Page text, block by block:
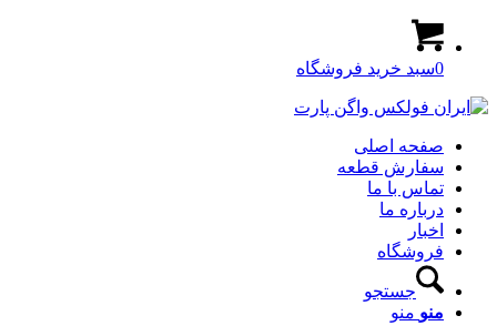
0سبد خرید فروشگاه
صفحه اصلی
سفارش قطعه
تماس با ما
درباره ما
اخبار
فروشگاه
جستجو
منو منو